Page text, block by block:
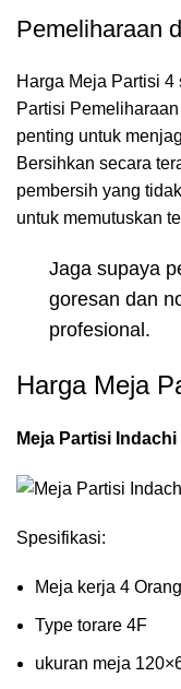
Pemeliharaan
Harga Meja Partisi
Partisi
penting untuk
Bersihkan secara
pembersih yang
untuk memutuskan
Jaga supaya
goresan dan
profesional.
Harga Meja
Meja Partisi Indachi
Spesifikasi:
Meja kerja 4
Type torare 4F
ukuran meja